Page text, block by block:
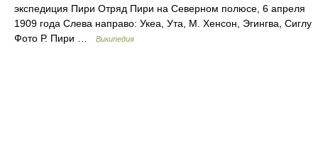
экспедиция Пири Отряд Пири на Северном полюсе, 6 апреля
1909 года Слева направо: Укеа, Ута, М. Хенсон, Эгингва, Сиглу
Фото Р. Пири …
Википедия